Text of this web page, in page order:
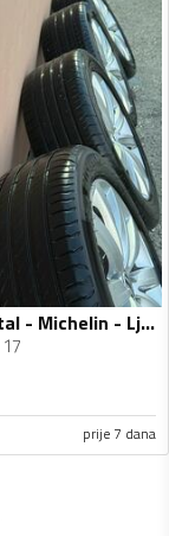
Continental - Michelin - Ljetnja guma
17
prije 7 dana